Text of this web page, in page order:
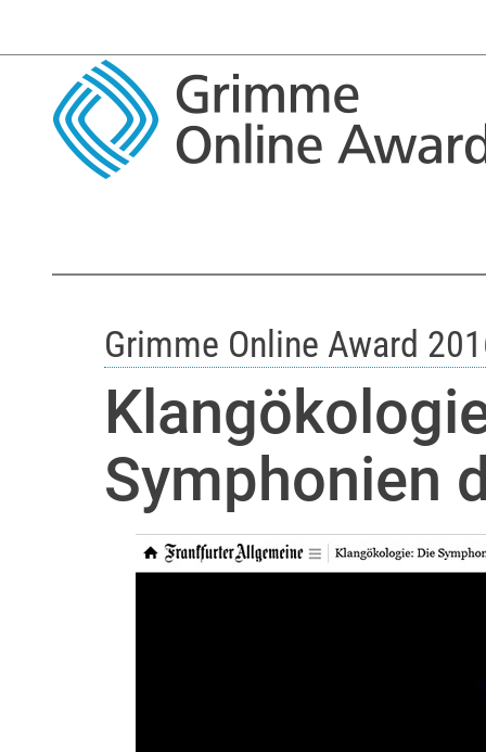
Grimme Online Award
Symphonien